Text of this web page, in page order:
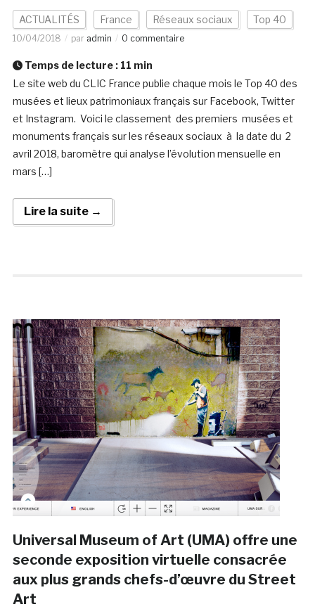
ACTUALITÉS France Réseaux sociaux Top 40
10/04/2018 par admin 0 commentaire
Temps de lecture : 11 min
Le site web du CLIC France publie chaque mois le Top 40 des
musées et lieux patrimoniaux français sur Facebook, Twitter
et Instagram. Voici le classement des premiers musées et
monuments français sur les réseaux sociaux à la date du 2
avril 2018, baromètre qui analyse l’évolution mensuelle en
mars […]
Lire la suite →
Universal Museum of Art (UMA) offre une
seconde exposition virtuelle consacrée
aux plus grands chefs-d’œuvre du Street
Art